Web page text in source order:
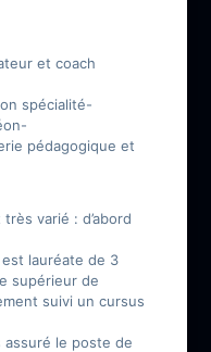
et coach
spécialité-
pédagogique et
varié : d’abord
lauréate de 3
supérieur de
suivi un cursus
le poste de